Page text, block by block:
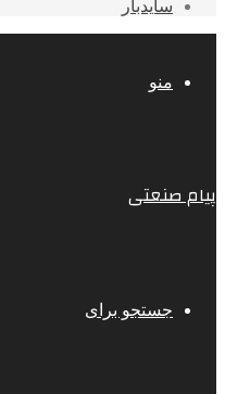
سایدبار
منو
پیام صنعتی
جستجو برای